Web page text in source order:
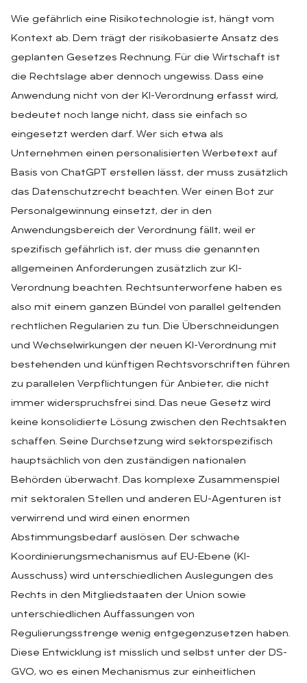
Wie gefährlich eine Risikotechnologie ist, hängt vom
Kontext ab. Dem trägt der risikobasierte Ansatz des
geplanten Gesetzes Rechnung. Für die Wirtschaft ist
die Rechtslage aber dennoch ungewiss. Dass eine
Anwendung nicht von der KI-Verordnung erfasst wird,
bedeutet noch lange nicht, dass sie einfach so
eingesetzt werden darf. Wer sich etwa als
Unternehmen einen personalisierten Werbetext auf
Basis von ChatGPT erstellen lässt, der muss zusätzlich
das Datenschutzrecht beachten. Wer einen Bot zur
Personalgewinnung einsetzt, der in den
Anwendungsbereich der Verordnung fällt, weil er
spezifisch gefährlich ist, der muss die genannten
allgemeinen Anforderungen zusätzlich zur KI-
Verordnung beachten. Rechtsunterworfene haben es
also mit einem ganzen Bündel von parallel geltenden
rechtlichen Regularien zu tun. Die Überschneidungen
und Wechselwirkungen der neuen KI-Verordnung mit
bestehenden und künftigen Rechtsvorschriften führen
zu parallelen Verpflichtungen für Anbieter, die nicht
immer widerspruchsfrei sind. Das neue Gesetz wird
keine konsolidierte Lösung zwischen den Rechtsakten
schaffen. Seine Durchsetzung wird sektorspezifisch
hauptsächlich von den zuständigen nationalen
Behörden überwacht. Das komplexe Zusammenspiel
mit sektoralen Stellen und anderen EU-Agenturen ist
verwirrend und wird einen enormen
Abstimmungsbedarf auslösen. Der schwache
Koordinierungsmechanismus auf EU-Ebene (KI-
Ausschuss) wird unterschiedlichen Auslegungen des
Rechts in den Mitgliedstaaten der Union sowie
unterschiedlichen Auffassungen von
Regulierungsstrenge wenig entgegenzusetzen haben.
Diese Entwicklung ist misslich und selbst unter der DS-
GVO, wo es einen Mechanismus zur einheitlichen